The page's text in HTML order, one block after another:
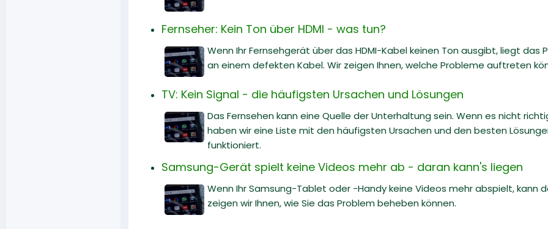
Fernseher: Kein Ton über HDMI - was tun?
Wenn Ihr Fernsehgerät über das HDMI-Kabel keinen Ton ausgibt, liegt
an einem defekten Kabel. Wir zeigen Ihnen, welche Probleme auftreten
TV: Kein Signal - die häufigsten Ursachen und Lösungen
Das Fernsehen kann eine Quelle der Unterhaltung sein. Wenn es nicht
haben wir eine Liste mit den häufigsten Ursachen und den besten
funktioniert.
Samsung-Gerät spielt keine Videos mehr ab - daran kann's liegen
Wenn Ihr Samsung-Tablet oder -Handy keine Videos mehr abspielt, kann
zeigen wir Ihnen, wie Sie das Problem beheben können.